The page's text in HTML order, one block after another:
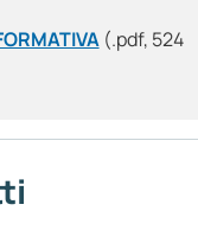
(.pdf, 524